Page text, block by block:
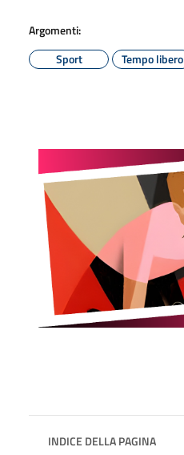
Argomenti:
Sport
Tempo libero
INDICE DELLA PAGINA